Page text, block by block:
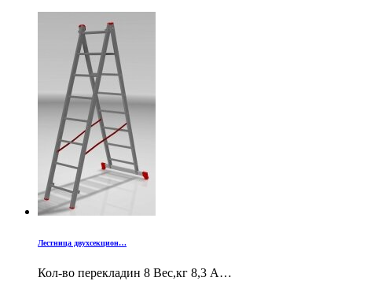
Лестница двухсекцион…
Кол-во перекладин 8 Вес,кг 8,3 А…